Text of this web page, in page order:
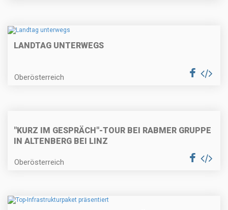
LANDTAG UNTERWEGS
Oberösterreich
"KURZ IM GESPRÄCH"-TOUR BEI RABMER GRUPPE
IN ALTENBERG BEI LINZ
Oberösterreich